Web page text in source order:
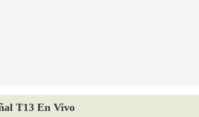
T13 En Vivo